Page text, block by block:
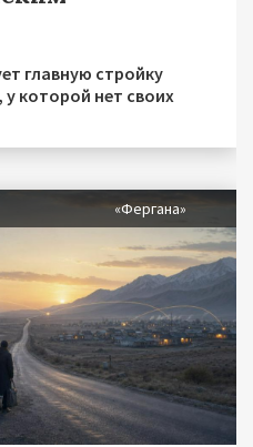
главную стройку
которой нет своих
«Фергана»